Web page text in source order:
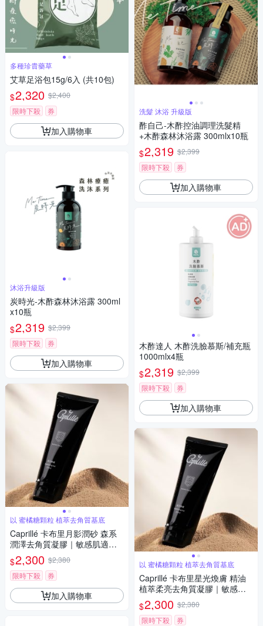
多種珍貴藥草
艾草足浴包15g/6入 (共10包)
$2,320 $2,400
限時下殺
券
加入購物車
沐浴升級版
炭時光-木酢森林沐浴露 300ml
x10瓶
$2,319 $2,399
限時下殺
券
加入購物車
以 蜜橘糖顆粒 植萃去角質基底
Caprillé 卡布里月影潤砂 森系
潤澤去角質凝膠｜敏感肌適用 x
溫和去角質
$2,300 $2,380
限時下殺
券
加入購物車
洗髮 沐浴 升級版
酢自己-木酢控油調理洗髮精
+木酢森林沐浴露 300mlx10瓶
$2,319 $2,399
限時下殺
券
加入購物車
木酢達人 木酢洗臉慕斯/補充瓶
1000mlx4瓶
$2,319 $2,399
限時下殺
券
加入購物車
以 蜜橘糖顆粒 植萃去角質基底
Caprillé 卡布里星光煥膚 精油
植萃柔亮去角質凝膠｜敏感肌
適用 x 溫和不傷膚
$2,300 $2,380
限時下殺
券